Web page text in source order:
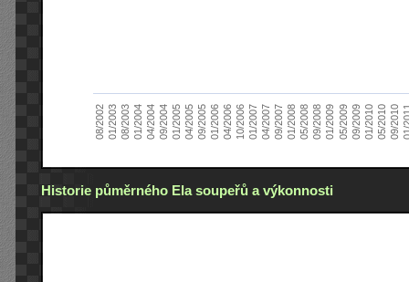
08/200201/200308/200301/200404/200409/200401/200504/200509/200501/200604/200610/200601/200704/200709/200701/200805/200809/200801/200905/200909/200901/201005/201009/2010
Historie půměrného Ela soupeřů a výkonnosti